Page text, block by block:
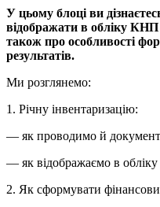
У цьому блоці ви
відображати в обліку КНП
також про особливості
результатів.
Ми розглянемо:
1. Річну інвентаризацію:
— як проводимо й
— як відображаємо в обліку
2. Як сформувати